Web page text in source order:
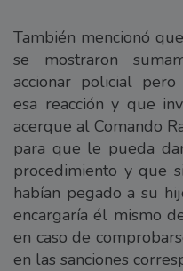
También mencionó
se mostraron
accionar policial
esa reacción y que
acerque al Comando
para que le pueda
procedimiento y que
habían pegado a su
encargaría él mismo
en caso de
en las sanciones